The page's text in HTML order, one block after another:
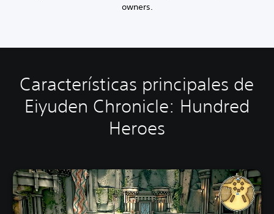
owners.
Características principales de
Eiyuden Chronicle: Hundred
Heroes